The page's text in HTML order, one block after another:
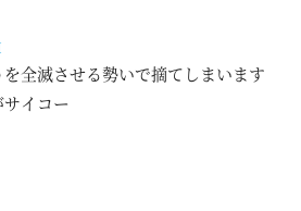
全滅させる勢いで摘てしまいます
イコー